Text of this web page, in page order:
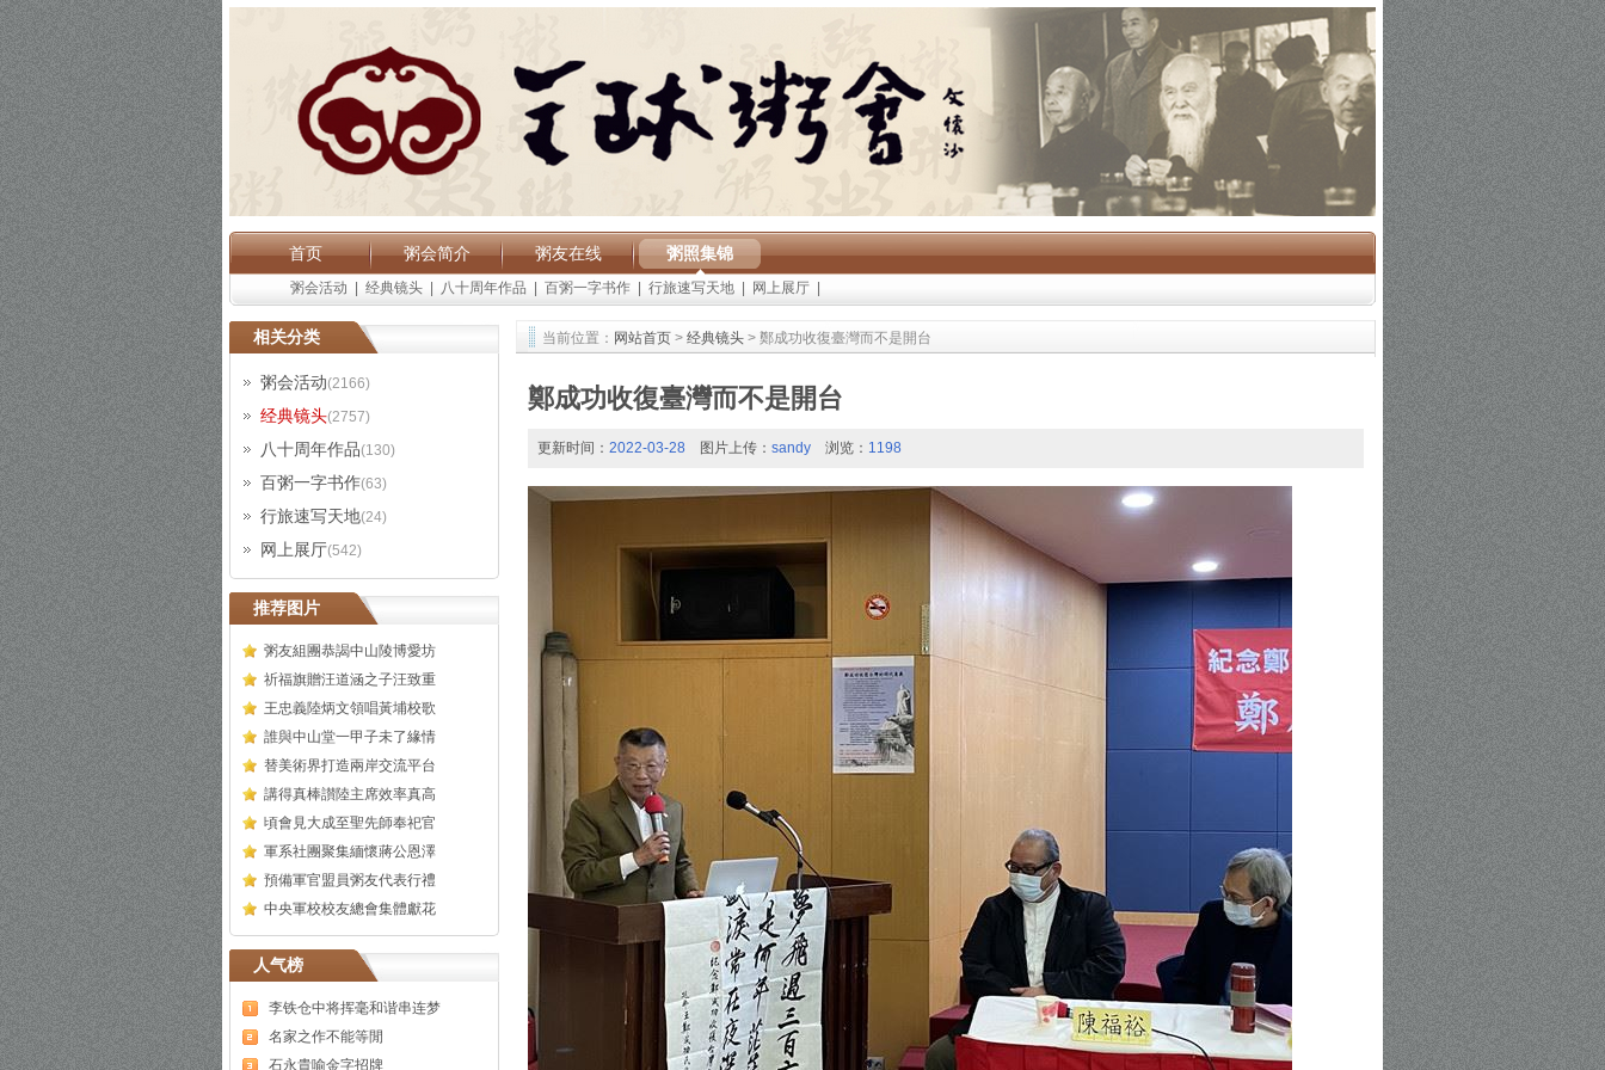
首页 粥会简介 粥友在线 粥照集锦
粥会活动 经典镜头 八十周年作品 百粥一字书作 行旅速写天地 网上展厅
相关分类
粥会活动(2166)
经典镜头(2757)
八十周年作品(130)
百粥一字书作(63)
行旅速写天地(24)
网上展厅(542)
推荐图片
粥友組團恭謁中山陵博愛坊
祈福旗贈汪道涵之子汪致重
王忠義陸炳文領唱黃埔校歌
誰與中山堂一甲子未了緣情
替美術界打造兩岸交流平台
講得真棒讃陸主席效率真高
頃會見大成至聖先師奉祀官
軍系社團聚集緬懷蔣公恩澤
預備軍官盟員粥友代表行禮
中央軍校校友總會集體獻花
人气榜
李铁仓中将挥毫和谐串连梦
名家之作不能等閒
石永貴喻金字招牌
当前位置： 网站首页 > 经典镜头 > 鄭成功收復臺灣而不是開台
鄭成功收復臺灣而不是開台
更新时间： 2022-03-28 图片上传： sandy 浏览： 1198